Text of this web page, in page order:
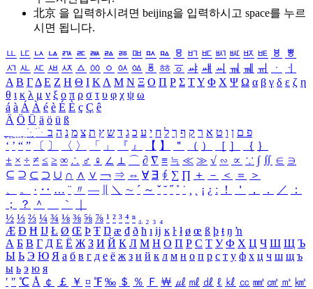
北京 을 입력하시려면 beijing을 입력하시고 space를 누르
시면 됩니다.
ㅥ ㅦ ㅧ ㅨ ㅩ ㅪ ㅫ ㅬ ㅭ ㅮ ㅯ ㅰ ㅱ ㅲ ㅳ ㅴ ㅵ ㅶ ㅷ ㅸ
ㅹ
ㅺ ㅻ ㅼ ㅽ ㅾ ㅿ ㆀ ㆁ ㆂ ㆃ ㆄ ㆅ ㆆ ㆇ ㆈ ㆉ ㆊ ㆋ ㆌ ㆍ
ㆎ
Α Β ΓΔ Ε Ζ Η Θ Ι ΚΛ Μ Ν Ξ Ο Π Ρ Σ ΤΥ Φ Χ Ψ Ω α β γ δ ε ζ η
θ ι κ λ μ ν ξ ο π ρ σ τ υ φ χ ψ ω
á à Á À é è É È ç Ç ê
Ä Ö Ü ä ö ü ß
ִֶֹ ֻּ ׁׂ פ ם ן ו ט א ר ק ף ך ל ח י ע כ ג ד ש ץ ת צ מ נ ה ב
‘ ’ “ ” 〔 〕 〈 〉 「 」 『 』 【 】 ＂ （ ） ［ ］ ｛ ｝
± × ÷ ≠ ≤ ≥ ∞ ∴ ♂ ♀ ∠ ⊥ ⌒ ∂ ∇ ≡ ≒ ≪ ≫ √ ∽ ∝ ∵ ∫ ∬ ∈ ∋
⊆ ⊇ ⊂ ⊃ ∪ ∩ ∧ ∨ ￢ ⇒ ⇔ ∀ ∃ ∮ ∑ ∏ ＋ － ＜ ＝
＞
、
。 · ‥ … ¨ 〃 ― ＼ ∼ ´ ～ ˇ ˘ ˝ ˚ ˙ ¸ ¡ ¿ ː ！ ＇ ， ． ／
：
；
？ ＾ ｀
½ ⅓ ⅔ ¼ ¾ ⅛ ⅜ ⅝ ⅞ ¹ ² ³ ⁴ ⁿ ₁ ₂ ₃ ₄
Æ Ð Ħ Ĳ Ł Ø Œ Þ Ŧ Ŋ æ đ ð ħ ı ĳ ĸ ŀ ł ø œ ß þ ŧ ŋ ŉ
А Б В Г Д Е Ё Ж З И Й К Л М Н О П Р С Т У Ф Х Ц Ч Ш Щ Ъ
Ы Ь Э Ю Я а б в г д е ё ж з и й к л м н о п р с т у ф х ц ч ш щ ъ
ы ь э ю я
′ ″ ℃ Å ￠ ￡ ￥ ¤ ℉ ‰ ＄ ％ Ｆ ￦ ㎕ ㎖ ㎗ ℓ ㎘ ㏄ ㎣ ㎤ ㎥ ㎦